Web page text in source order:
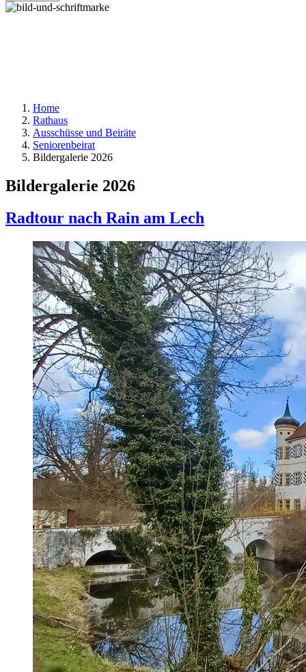
Home
Rathaus
Ausschüsse und Beiräte
Seniorenbeirat
Bildergalerie 2026
Bildergalerie 2026
Radtour nach Rain am Lech